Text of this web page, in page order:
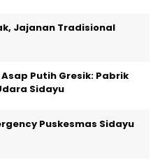
Jajanan Tradisional
Putih Gresik: Pabrik
Sidayu
Puskesmas Sidayu